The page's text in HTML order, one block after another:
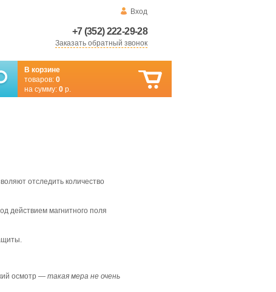
Вход
+7 (352) 222-29-28
Заказать обратный звонок
В корзине
товаров: 0
на сумму: 0 р.
отследить количество
действием магнитного поля
осмотр — такая мера не очень